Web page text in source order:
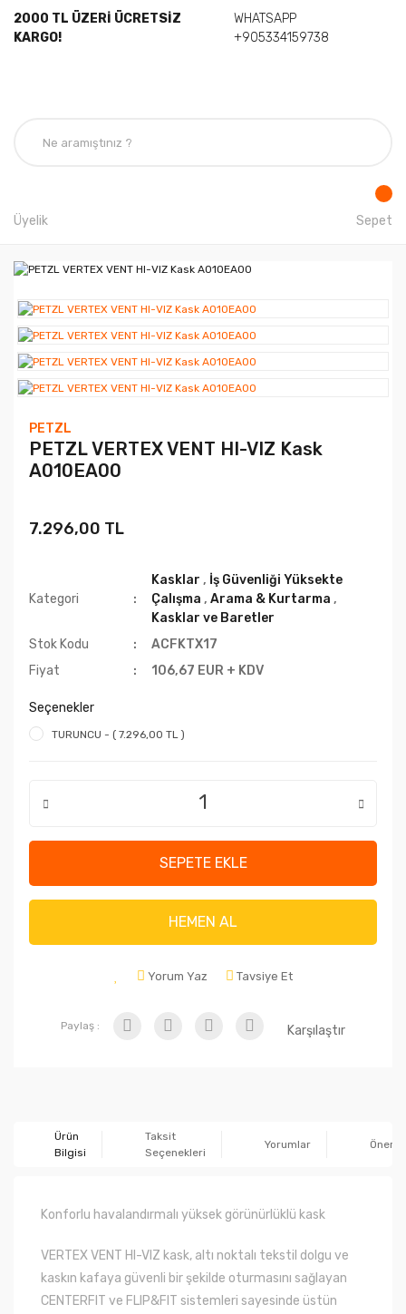
2000 TL ÜZERİ ÜCRETSİZ
KARGO!
WHATSAPP
+905334159738
Üyelik Sepet
PETZL
PETZL VERTEX VENT HI-VIZ Kask
A010EA00
7.296,00 TL
Kategori
Kasklar , İş Güvenliği Yüksekte
Çalışma ,Arama & Kurtarma ,
Kasklar ve Baretler
Stok Kodu
ACFKTX17
Fiyat
106,67 EUR + KDV
Seçenekler
TURUNCU - ( 7.296,00 TL )
SEPETE EKLE
HEMEN AL
Yorum Yaz Tavsiye Et
Paylaş : Karşılaştır
Ürün
Bilgisi
Taksit
Seçenekleri
Yorumlar
Konforlu havalandırmalı yüksek görünürlüklü kask
VERTEX VENT HI-VIZ kask, altı noktalı tekstil dolgu ve
kaskın kafaya güvenli bir şekilde oturmasını sağlayan
CENTERFIT ve FLIP&FIT sistemleri sayesinde üstün